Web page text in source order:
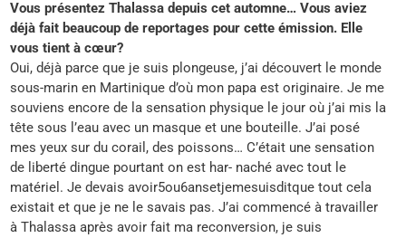
Vous présentez Thalassa depuis cet automne… Vous aviez
déjà fait beaucoup de reportages pour cette émission. Elle
vous tient à cœur?
Oui, déjà parce que je suis plongeuse, j’ai découvert le monde
sous-marin en Martinique d’où mon papa est originaire. Je me
souviens encore de la sensation physique le jour où j’ai mis la
tête sous l’eau avec un masque et une bouteille. J’ai posé
mes yeux sur du corail, des poissons… C’était une sensation
de liberté dingue pourtant on est har- naché avec tout le
matériel. Je devais avoir5ou6ansetjemesuisditque tout cela
existait et que je ne le savais pas. J’ai commencé à travailler
à Thalassa après avoir fait ma reconversion, je suis